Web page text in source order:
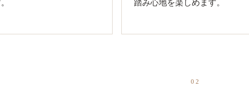
踏み心地を楽しめます。
02